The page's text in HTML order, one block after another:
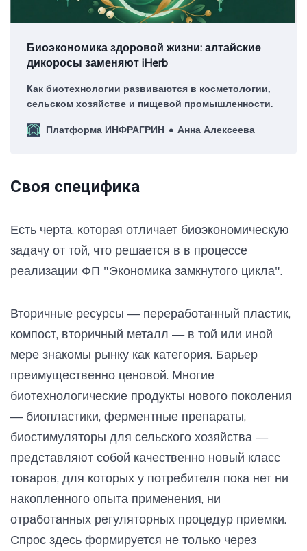
Биоэкономика здоровой жизни: алтайские
дикоросы заменяют iHerb
Как биотехнологии развиваются в косметологии,
сельском хозяйстве и пищевой промышленности.
Платформа ИНФРАГРИН Анна Алексеева
Своя специфика
Есть черта, которая отличает биоэкономическую
задачу от той, что решается в в процессе
реализации ФП "Экономика замкнутого цикла".
Вторичные ресурсы — переработанный пластик,
компост, вторичный металл — в той или иной
мере знакомы рынку как категория. Барьер
преимущественно ценовой. Многие
биотехнологические продукты нового поколения
— биопластики, ферментные препараты,
биостимуляторы для сельского хозяйства —
представляют собой качественно новый класс
товаров, для которых у потребителя пока нет ни
накопленного опыта применения, ни
отработанных регуляторных процедур приемки.
Спрос здесь формируется не только через